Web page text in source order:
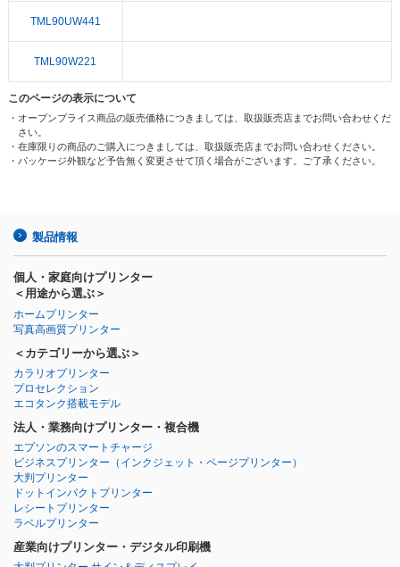
TML90UW441
TML90W221
このページの表示について
・オープンプライス商品の販売価格につきましては、取扱販売店までお問い合わせくだ
さい。
・在庫限りの商品のご購入につきましては、取扱販売店までお問い合わせください。
・パッケージ外観など予告無く変更させて頂く場合がございます。ご了承ください。
製品情報
個人・家庭向けプリンター
＜用途から選ぶ＞
ホームプリンター
写真高画質プリンター
＜カテゴリーから選ぶ＞
カラリオプリンター
プロセレクション
エコタンク搭載モデル
法人・業務向けプリンター・複合機
エプソンのスマートチャージ
ビジネスプリンター （インクジェット・ページプリンター）
大判プリンター
ドットインパクトプリンター
レシートプリンター
ラベルプリンター
産業向けプリンター・デジタル印刷機